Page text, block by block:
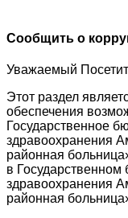
Сообщить о
Уважаемый
Этот раздел
обеспечения
Государственное
здравоохранения
районная
в
здравоохранения
районная